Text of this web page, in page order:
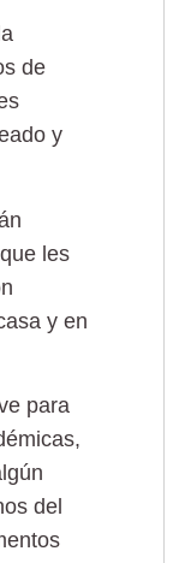
de
y
les
y en
para
del